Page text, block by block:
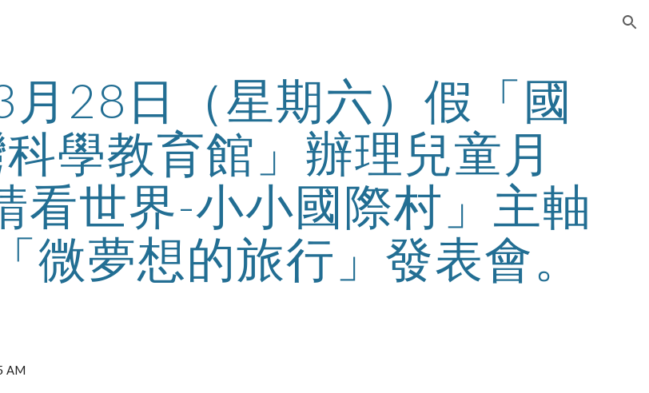
月28日（星期六）假「國
學教育館」辦理兒童月
看世界-小小國際村」主軸
微夢想的旅行」發表會。
AM